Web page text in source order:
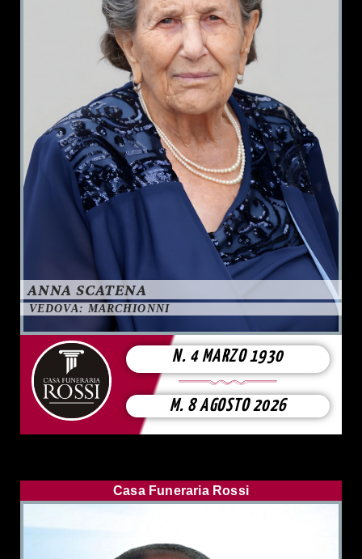
ANNA SCATENA
VEDOVA: MARCHIONNI
N. 4 MARZO 1930
M. 8 AGOSTO 2026
Casa Funeraria Rossi